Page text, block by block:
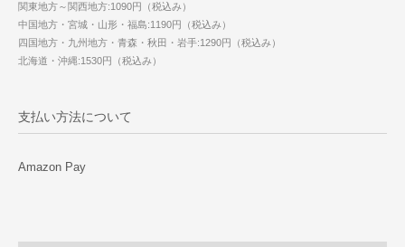
関東地方～関西地方:1090円（税込み）
中国地方・宮城・山形・福島:1190円（税込み）
四国地方・九州地方・青森・秋田・岩手:1290円（税込み）
北海道・沖縄:1530円（税込み）
支払い方法について
Amazon Pay